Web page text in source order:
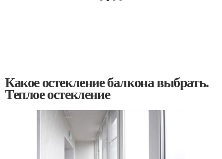
Какое остекление балкона выбрать.
Теплое остекление